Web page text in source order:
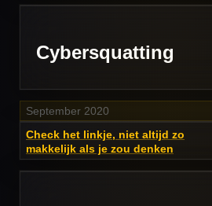
Cybersquatting
September 2020
Check het linkje, niet altijd zo
makkelijk als je zou denken